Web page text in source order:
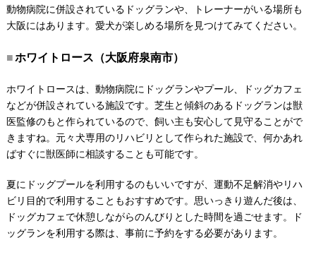
動物病院に併設されているドッグランや、トレーナーがいる場所も
大阪にはあります。愛犬が楽しめる場所を見つけてみてください。
ホワイトロース（大阪府泉南市）
ホワイトロースは、動物病院にドッグランやプール、ドッグカフェ
などが併設されている施設です。芝生と傾斜のあるドッグランは獣
医監修のもと作られているので、飼い主も安心して見守ることがで
きますね。元々犬専用のリハビリとして作られた施設で、何かあれ
ばすぐに獣医師に相談することも可能です。
夏にドッグプールを利用するのもいいですが、運動不足解消やリハ
ビリ目的で利用することもおすすめです。思いっきり遊んだ後は、
ドッグカフェで休憩しながらのんびりとした時間を過ごせます。ド
ッグランを利用する際は、事前に予約をする必要があります。